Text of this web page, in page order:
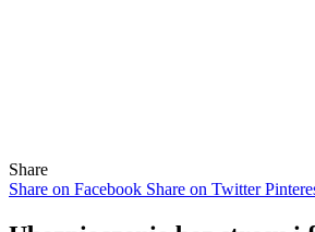
Share
Share on Facebook Share on Twitter